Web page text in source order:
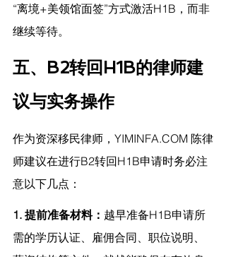
“离境+美领馆面签”方式激活H1B，而非
继续等待。
五、B2转回H1B的律师建
议与实务操作
作为资深移民律师， YIMINFA.COM 陈律
师建议在进行B2转回H1B申请时务必注
意以下几点：
1. 提前准备材料： 越早准备H1B申请所
需的学历认证、雇佣合同、职位说明、